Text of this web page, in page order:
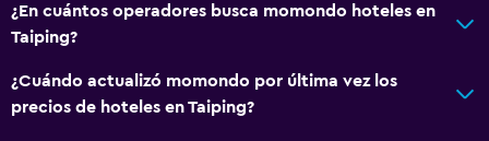
¿En cuántos operadores busca momondo hoteles en
Taiping?
¿Cuándo actualizó momondo por última vez los
precios de hoteles en Taiping?